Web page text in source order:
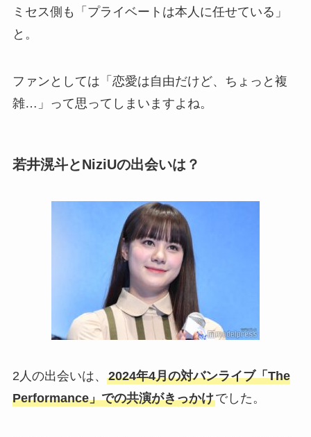
ミセス側も「プライベートは本人に任せている」
と。
ファンとしては「恋愛は自由だけど、ちょっと複
雑…」って思ってしまいますよね。
若井滉斗とNiziUの出会いは？
2人の出会いは、 2024年4月の対バンライブ「The
Performance」での共演がきっかけでした。